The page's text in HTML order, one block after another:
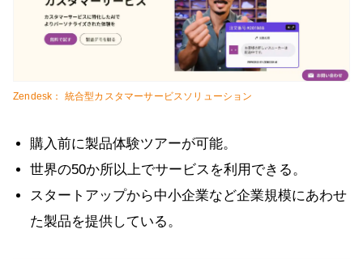
Zendesk： 統合型カスタマーサービスソリューション
購入前に製品体験ツアーが可能。
世界の50か所以上でサービスを利用できる。
スタートアップから中小企業など企業規模にあわせ
た製品を提供している。